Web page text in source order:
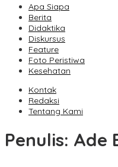
Apa Siapa
Berita
Didaktika
Diskursus
Feature
Foto Peristiwa
Kesehatan
Kontak
Redaksi
Tentang Kami
Penulis: Ade